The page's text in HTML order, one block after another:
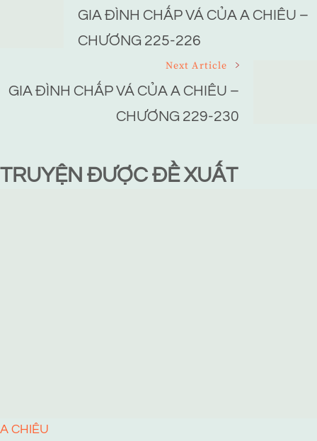
NavigationGIA ĐÌNH CHẤP VÁ CỦA A CHIÊU –
CHƯƠNG 225-226
Next Article
GIA ĐÌNH CHẤP VÁ CỦA A CHIÊU –
CHƯƠNG 229-230
TRUYỆN ĐƯỢC ĐỀ XUẤT
A CHIÊU